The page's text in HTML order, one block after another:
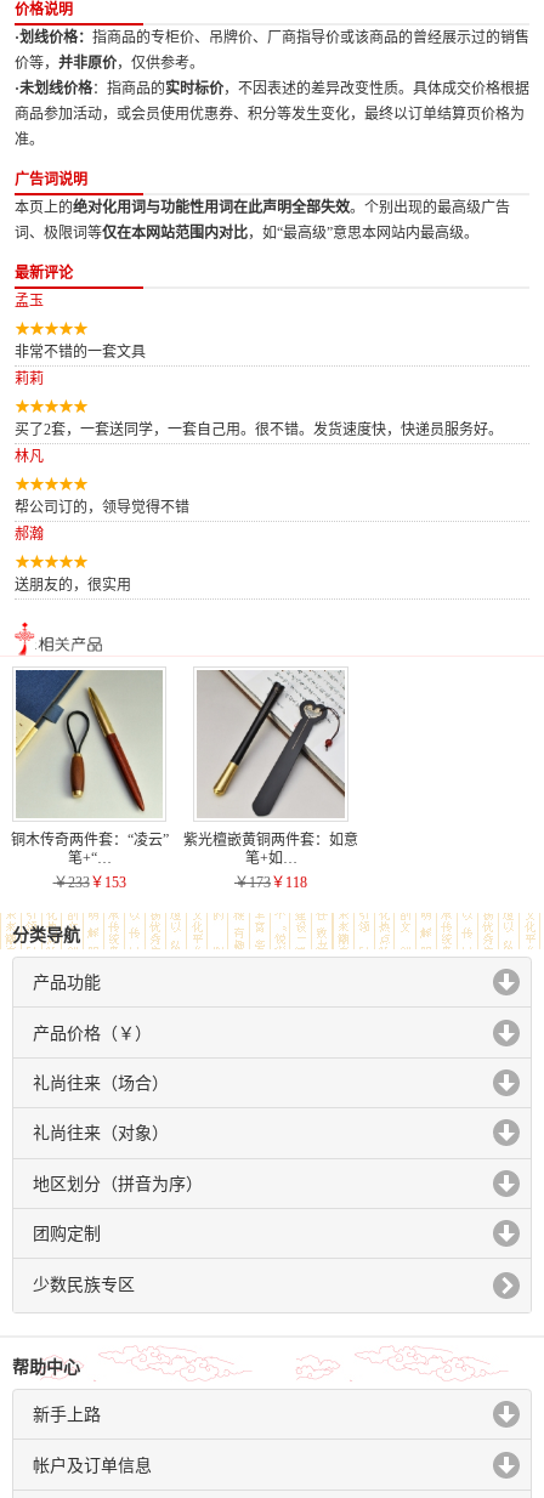
价格说明
·划线价格： 指商品的专柜价、吊牌价、厂商指导价或该商品的曾经展示过的销售
价等， 并非原价，仅供参考。
·未划线价格：指商品的实时标价，不因表述的差异改变性质。具体成交价格根据
商品参加活动，或会员使用优惠券、积分等发生变化，最终以订单结算页价格为
准。
广告词说明
本页上的绝对化用词与功能性用词在此声明全部失效。个别出现的最高级广告
词、极限词等仅在本网站范围内对比，如“最高级”意思本网站内最高级。
最新评论
孟玉
非常不错的一套文具
莉莉
买了2套，一套送同学，一套自己用。很不错。发货速度快，快递员服务好。
林凡
帮公司订的，领导觉得不错
郝瀚
送朋友的，很实用
铜木传奇两件套：“凌云”
笔+“…
￥233￥153
紫光檀嵌黄铜两件套：如意
笔+如…
￥173￥118
分类导航
产品功能
click to expand contents
产品价格（￥）
click to expand contents
礼尚往来（场合）
click to expand contents
礼尚往来（对象）
click to expand contents
地区划分（拼音为序）
click to expand contents
团购定制
click to expand contents
少数民族专区
帮助中心
新手上路
click to expand contents
帐户及订单信息
click to expand contents